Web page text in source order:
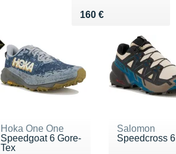
160 €
Vendu 160 €
Hoka One One
Speedgoat 6 Gore-
Tex
Salomon
Speedcross 6